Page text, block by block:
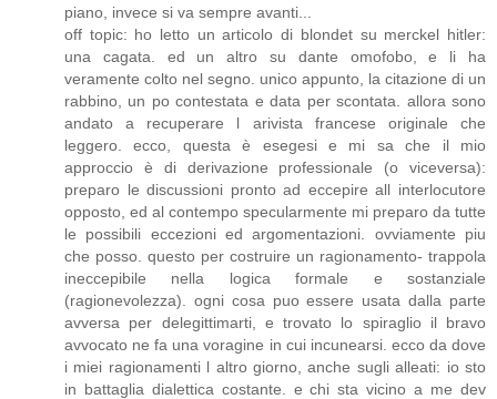
piano, invece si va sempre avanti...
off topic: ho letto un articolo di blondet su merckel hitler:
una cagata. ed un altro su dante omofobo, e li ha
veramente colto nel segno. unico appunto, la citazione di un
rabbino, un po contestata e data per scontata. allora sono
andato a recuperare l arivista francese originale che
leggero. ecco, questa è esegesi e mi sa che il mio
approccio è di derivazione professionale (o viceversa):
preparo le discussioni pronto ad eccepire all interlocutore
opposto, ed al contempo specularmente mi preparo da tutte
le possibili eccezioni ed argomentazioni. ovviamente piu
che posso. questo per costruire un ragionamento- trappola
ineccepibile nella logica formale e sostanziale
(ragionevolezza). ogni cosa puo essere usata dalla parte
avversa per delegittimarti, e trovato lo spiraglio il bravo
avvocato ne fa una voragine in cui incunearsi. ecco da dove
i miei ragionamenti l altro giorno, anche sugli alleati: io sto
in battaglia dialettica costante. e chi sta vicino a me dev